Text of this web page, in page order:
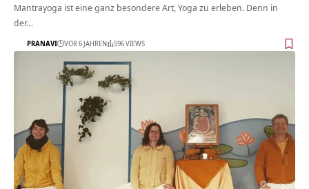
Mantrayoga ist eine ganz besondere Art, Yoga zu erleben. Denn in
der…
PRANAVI VOR 6 JAHREN 596 VIEWS